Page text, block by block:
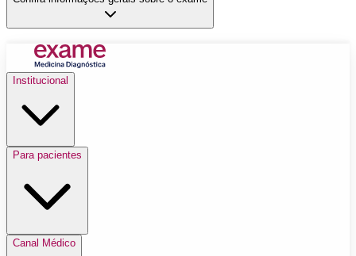
Institucional
Para pacientes
Canal Médico